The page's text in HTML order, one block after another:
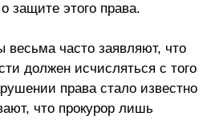
защите этого права.
весьма часто заявляют, что
должен исчисляться с того
права стало известно
что прокурор лишь